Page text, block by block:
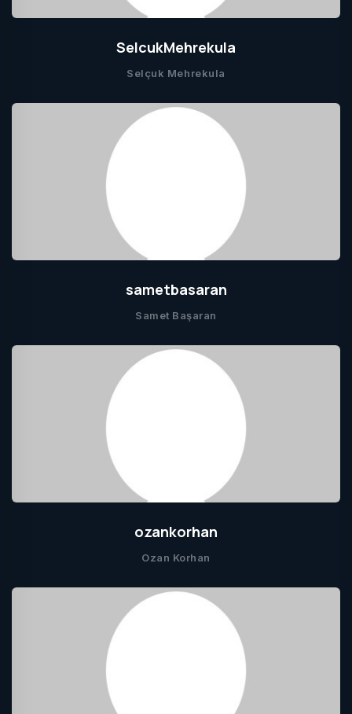
SelcukMehrekula
Selçuk Mehrekula
sametbasaran
Samet Başaran
ozankorhan
Ozan Korhan